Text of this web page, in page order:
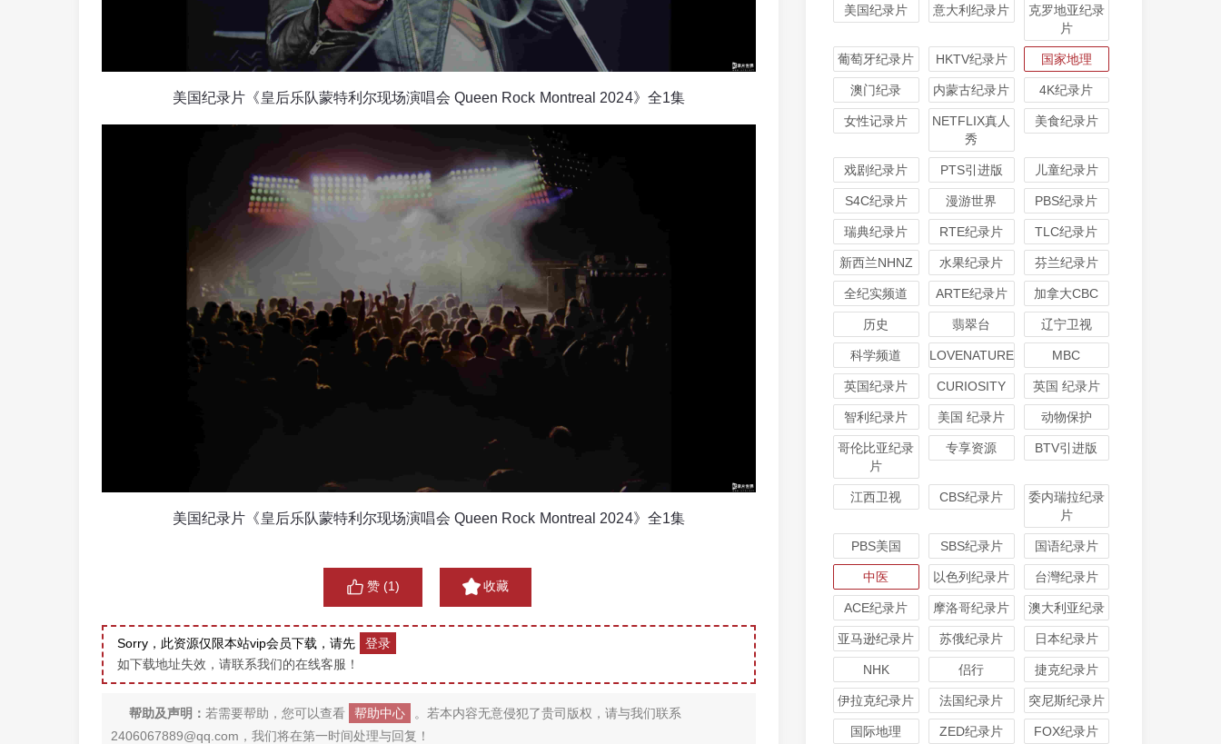
美国纪录片《皇后乐队蒙特利尔现场演唱会 Queen Rock Montreal 2024》全1集
美国纪录片《皇后乐队蒙特利尔现场演唱会 Queen Rock Montreal 2024》全1集
赞 (1) 收藏
Sorry，此资源仅限本站vip会员下载，请先
登录
如下载地址失效，请联系我们的在线客服！
帮助及声明： 若需要帮助，您可以查看 帮助中心
。若本内容无意侵犯了贵司版权，请与我们联系
2406067889@qq.com，我们将在第一时间处理与回复！
美国纪录片 意大利纪录片
克罗地亚纪录
片
葡萄牙纪录片 HKTV纪录片 国家地理
澳门纪录 内蒙古纪录片 4K纪录片
女性记录片
NETFLIX真人
秀
美食纪录片
戏剧纪录片 PTS引进版 儿童纪录片
S4C纪录片 漫游世界 PBS纪录片
瑞典纪录片 RTE纪录片 TLC纪录片
新西兰NHNZ 水果纪录片 芬兰纪录片
全纪实频道 ARTE纪录片 加拿大CBC
历史 翡翠台 辽宁卫视
科学频道 LOVENATURE MBC
英国纪录片 CURIOSITY 英国 纪录片
智利纪录片 美国 纪录片 动物保护
哥伦比亚纪录
片
专享资源 BTV引进版
江西卫视 CBS纪录片
委内瑞拉纪录
片
PBS美国 SBS纪录片 国语纪录片
中医 以色列纪录片 台灣纪录片
ACE纪录片 摩洛哥纪录片 澳大利亚纪录
亚马逊纪录片 苏俄纪录片 日本纪录片
NHK 侣行 捷克纪录片
伊拉克纪录片 法国纪录片 突尼斯纪录片
国际地理 ZED纪录片 FOX纪录片